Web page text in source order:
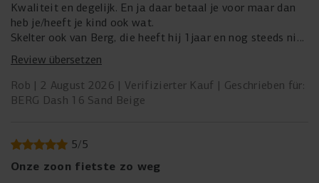
ERGONOMISCHER SATTEL
Der ergonomisch geformte Sattel ist genau auf die
Bedürfnisse junger Fahrer abgestimmt. Er kombiniert
einen festen, aber weichen Bezug mit einer Form, die den
Druck gleichmäßig verteilt. Das bietet optimalen Halt für
Vibrationen, auch auf unebenen Wegen. Die Höhe des
Kwaliteit en degelijk. En ja daar betaal je voor maar dan
heb je/heeft je kind ook wat.
Skelter ook van Berg, die heeft hij 1jaar en nog steeds niet
stuk gekregen (moet mee gebotst worden natuurlijk
Review übersetzen
Rob
2 August 2026 Verifizierter Kauf
Geschrieben für:
BERG Dash 16 Sand Beige
5/5
Onze zoon fietste zo weg